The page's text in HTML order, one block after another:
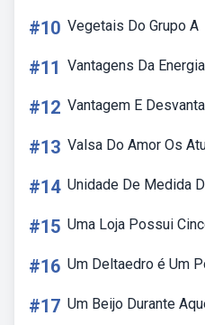
#10 Vegetais Do Grupo A
#11 Vantagens Da
#12 Vantagem E
#13 Valsa Do Amor Os
#14 Unidade De Medida
#15 Uma Loja Possui
#16 Um Deltaedro é Um
#17 Um Beijo Durante